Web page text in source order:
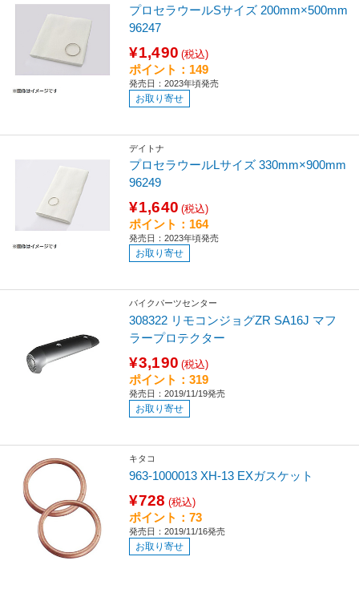
プロセラウールSサイズ 200mm×500mm
96247
¥1,490 (税込)
ポイント：149
発売日：2023年頃発売
お取り寄せ
デイトナ
プロセラウールLサイズ 330mm×900mm
96249
¥1,640 (税込)
ポイント：164
発売日：2023年頃発売
お取り寄せ
バイクパーツセンター
308322 リモコンジョグZR SA16J マフ
ラープロテクター
¥3,190 (税込)
ポイント：319
発売日：2019/11/19発売
お取り寄せ
キタコ
963-1000013 XH-13 EXガスケット
¥728 (税込)
ポイント：73
発売日：2019/11/16発売
お取り寄せ